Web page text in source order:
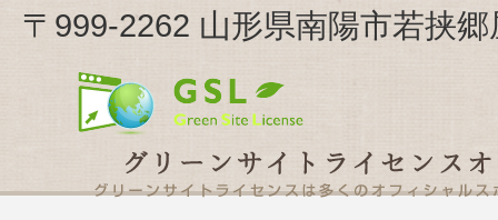
〒999-2262 山形県南陽市若挟